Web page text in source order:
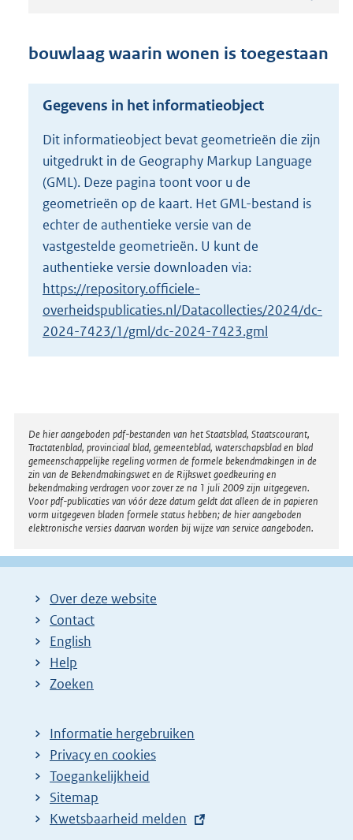
n
s
r
o
t
t
e
2
K
b
bouwlaag waarin wonen is toegestaan
Gegevens in het informatieobject
Dit informatieobject bevat geometrieën die zijn
uitgedrukt in de Geography Markup Language
(GML). Deze pagina toont voor u de
geometrieën op de kaart. Het GML-bestand is
echter de authentieke versie van de
vastgestelde geometrieën. U kunt de
authentieke versie downloaden via:
https://repository.officiele-
overheidspublicaties.nl/Datacollecties/2024/dc-
2024-7423/1/gml/dc-2024-7423.gml
Disclaimer
De hier aangeboden pdf-bestanden van het Staatsblad, Staatscourant,
Tractatenblad, provinciaal blad, gemeenteblad, waterschapsblad en blad
gemeenschappelijke regeling vormen de formele bekendmakingen in de
zin van de Bekendmakingswet en de Rijkswet goedkeuring en
bekendmaking verdragen voor zover ze na 1 juli 2009 zijn uitgegeven.
Voor pdf-publicaties van vóór deze datum geldt dat alleen de in papieren
vorm uitgegeven bladen formele status hebben; de hier aangeboden
elektronische versies daarvan worden bij wijze van service aangeboden.
Over deze website
Contact
English
Help
Zoeken
Informatie hergebruiken
Privacy en cookies
Toegankelijkheid
Sitemap
E
Kwetsbaarheid melden